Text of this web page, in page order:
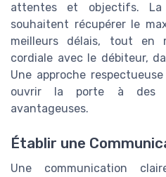
attentes et objectifs. La
souhaitent récupérer le
meilleurs délais, tout en
cordiale avec le débiteur,
Une approche
ouvrir la porte à des
avantageuses.
Établir une
Une communication